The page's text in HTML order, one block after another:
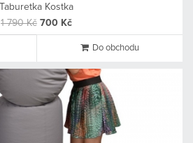
Taburetka Kostka
1 790 Kč 700 Kč
Do obchodu